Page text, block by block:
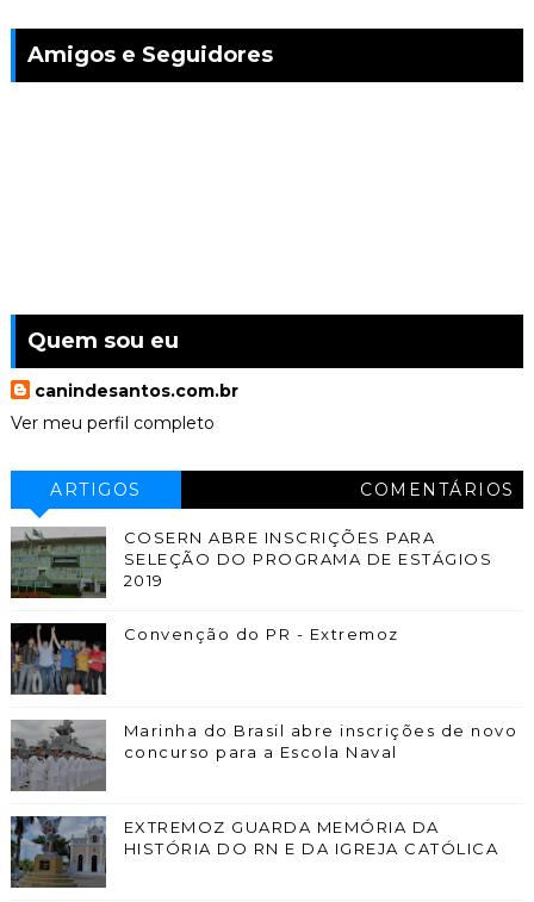
Amigos e Seguidores
Quem sou eu
canindesantos.com.br
Ver meu perfil completo
ARTIGOS COMENTÁRIOS
COSERN ABRE INSCRIÇÕES PARA
SELEÇÃO DO PROGRAMA DE ESTÁGIOS
2019
Convenção do PR - Extremoz
Marinha do Brasil abre inscrições de novo
concurso para a Escola Naval
EXTREMOZ GUARDA MEMÓRIA DA
HISTÓRIA DO RN E DA IGREJA CATÓLICA